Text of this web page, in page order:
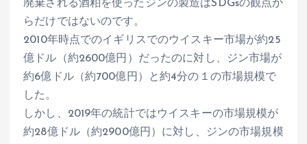
廃棄される酒粕を使ったジンの製造はSDGsの観点か
らだけではないのです。
2010年時点でのイギリスでのウイスキー市場が約25
億ドル（約2600億円）だったのに対し、ジン市場が
約6億ドル（約700億円）と約4分の１の市場規模で
した。
しかし、2019年の統計ではウイスキーの市場規模が
約28億ドル（約2900億円）に対し、ジンの市場規模